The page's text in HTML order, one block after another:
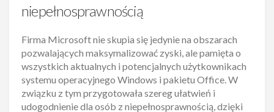
niepełnosprawnością
Firma Microsoft nie skupia się jedynie na obszarach
pozwalających maksymalizować zyski, ale pamięta o
wszystkich aktualnych i potencjalnych użytkownikach
systemu operacyjnego Windows i pakietu Office. W
związku z tym przygotowała szereg ułatwień i
udogodnienie dla osób z niepełnosprawnością, dzięki